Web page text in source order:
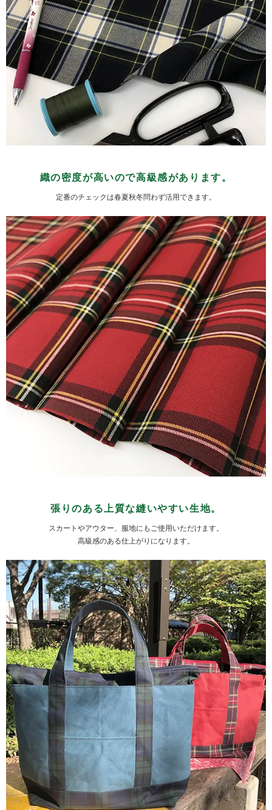
織の密度が高いので高級感があります。
定番のチェックは春夏秋冬問わず活用できます。
張りのある上質な縫いやすい生地。
スカートやアウター、服地にもご使用いただけます。
高級感のある仕上がりになります。